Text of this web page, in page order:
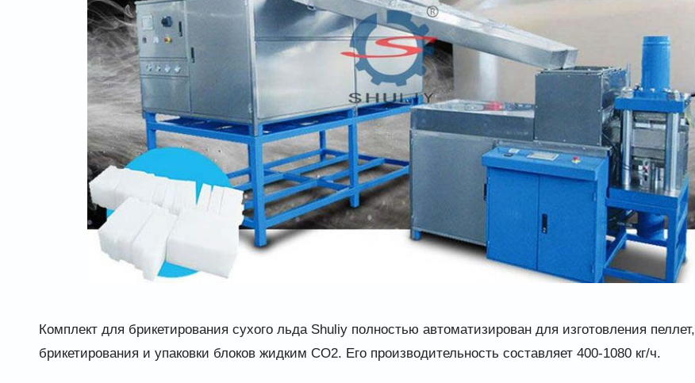
Комплект для брикетирования сухого льда Shuliy полностью автоматизирован для изготовления пеллет,
брикетирования и упаковки блоков жидким CO2. Его производительность составляет 400-1080 кг/ч.